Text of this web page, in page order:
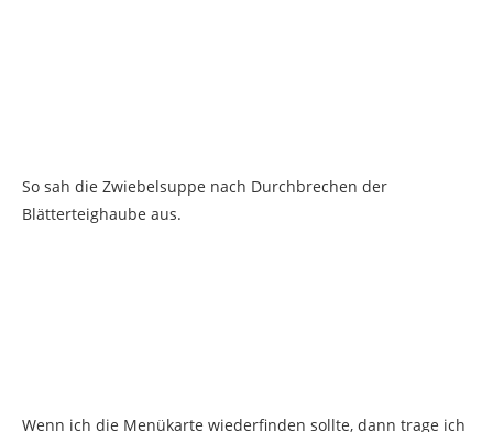
So sah die Zwiebelsuppe nach Durchbrechen der
Blätterteighaube aus.
Wenn ich die Menükarte wiederfinden sollte, dann trage ich